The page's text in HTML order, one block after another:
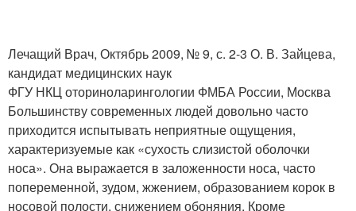
Лечащий Врач, Октябрь 2009, № 9, с. 2-3 О. В. Зайцева,
кандидат медицинских наук
ФГУ НКЦ оториноларингологии ФМБА России, Москва
Большинству современных людей довольно часто
приходится испытывать неприятные ощущения,
характеризуемые как «сухость слизистой оболочки
носа». Она выражается в заложенности носа, часто
попеременной, зудом, жжением, образованием корок в
носовой полости, снижением обоняния. Кроме